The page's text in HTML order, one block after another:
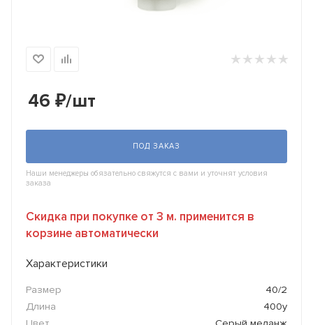
46 ₽/шт
ПОД ЗАКАЗ
Наши менеджеры обязательно свяжутся с вами и уточнят условия
заказа
Скидка при покупке от 3 м. применится в
корзине автоматически
Характеристики
Размер
40/2
Длина
400y